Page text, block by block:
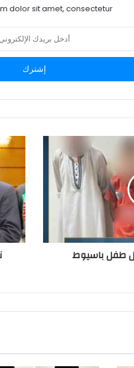
dolor sit amet, consectetur.
طفل باسيوط